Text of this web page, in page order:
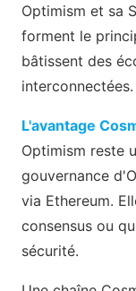
Optimism et sa
forment le
bâtissent des
interconnectées.
L'avantage
Optimism reste
gouvernance
via Ethereum.
consensus ou
sécurité.